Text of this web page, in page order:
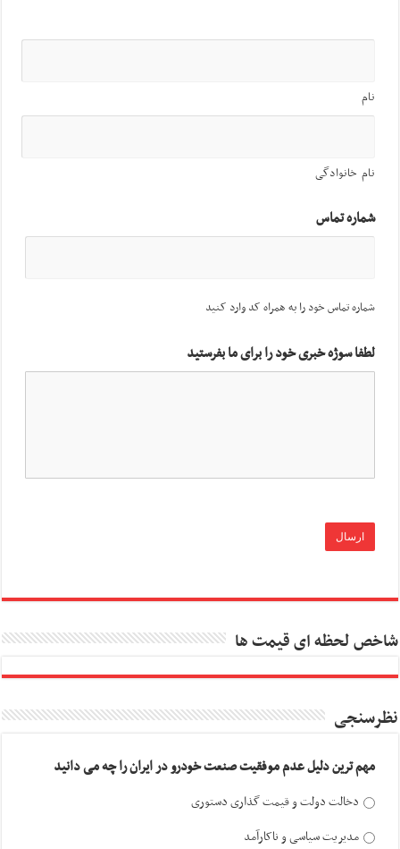
نام
نام خانوادگی
شماره تماس
شماره تماس خود را به همراه کد وارد کنید
لطفا سوژه خبری خود را برای ما بفرستید
شاخص لحظه ای قیمت ها
نظرسنجی
مهم ترین دلیل عدم موفقیت صنعت خودرو در ایران را چه می دانید
دخالت دولت و قیمت گذاری دستوری
مدیریت سیاسی و ناکارآمد